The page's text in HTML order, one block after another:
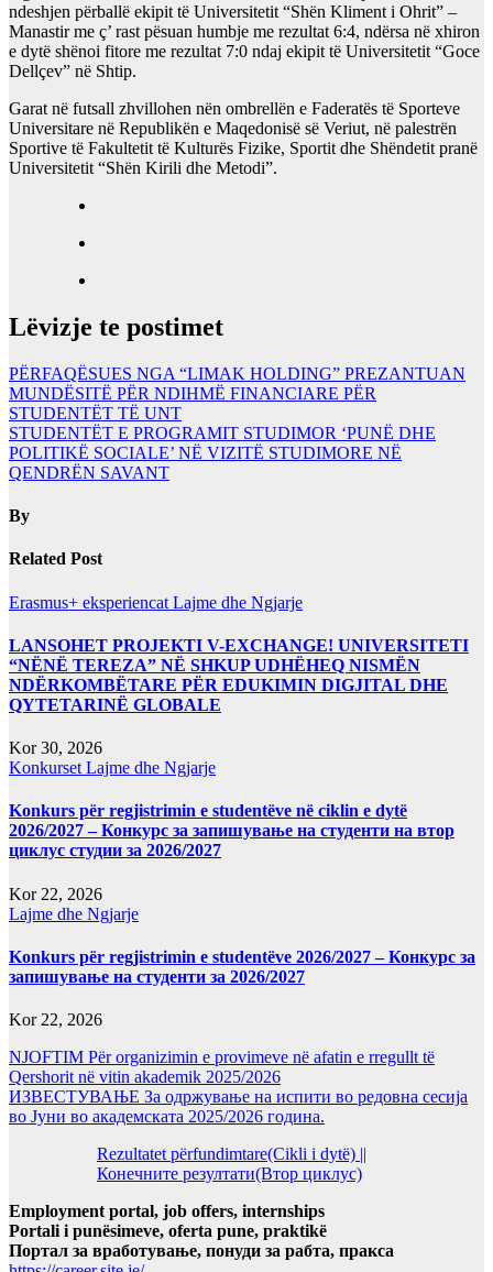
ndeshjen përballë ekipit të Universitetit “Shën Kliment i Ohrit” –
Manastir me ç’ rast pësuan humbje me rezultat 6:4, ndërsa në xhiron
e dytë shënoi fitore me rezultat 7:0 ndaj ekipit të Universitetit “Goce
Dellçev” në Shtip.
Garat në futsall zhvillohen nën ombrellën e Faderatës të Sporteve
Universitare në Republikën e Maqedonisë së Veriut, në palestrën
Sportive të Fakultetit të Kulturës Fizike, Sportit dhe Shëndetit pranë
Universitetit “Shën Kirili dhe Metodi”.
Lëvizje te postimet
PËRFAQËSUES NGA “LIMAK HOLDING” PREZANTUAN
MUNDËSITË PËR NDIHMË FINANCIARE PËR
STUDENTËT TË UNT
STUDENTËT E PROGRAMIT STUDIMOR ‘PUNË DHE
POLITIKË SOCIALE’ NË VIZITË STUDIMORE NË
QENDRËN SAVANT
By
Related Post
Erasmus+ eksperiencat Lajme dhe Ngjarje
LANSOHET PROJEKTI V-EXCHANGE! UNIVERSITETI
“NËNË TEREZA” NË SHKUP UDHËHEQ NISMËN
NDËRKOMBËTARE PËR EDUKIMIN DIGJITAL DHE
QYTETARINË GLOBALE
Kor 30, 2026
Konkurset Lajme dhe Ngjarje
Konkurs për regjistrimin e studentëve në ciklin e dytë
2026/2027 – Конкурс за запишување на студенти на втор
циклус студии за 2026/2027
Kor 22, 2026
Lajme dhe Ngjarje
Konkurs për regjistrimin e studentëve 2026/2027 – Конкурс за
запишување на студенти за 2026/2027
Kor 22, 2026
NJOFTIM Për organizimin e provimeve në afatin e rregullt të
Qershorit në vitin akademik 2025/2026
ИЗВЕСТУВАЊЕ За одржување на испити во редовна сесија
во Јуни во академската 2025/2026 година.
Rezultatet përfundimtare(Cikli i dytë) ||
Конечните резултати(Втор циклус)
Employment portal, job offers, internships
Portali i punësimeve, oferta pune, praktikë
Портал за вработување, понуди за рабта, пракса